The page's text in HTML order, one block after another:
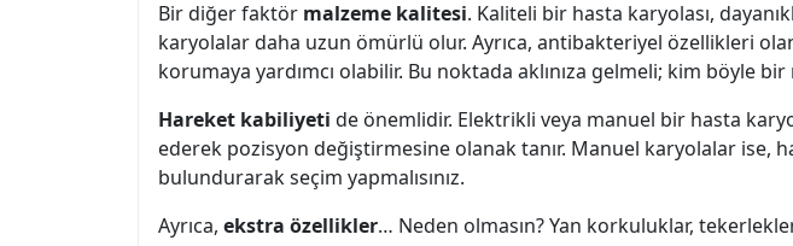
Bir diğer faktör malzeme kalitesi. Kaliteli bir hasta karyolası,
karyolalar daha uzun ömürlü olur. Ayrıca, antibakteriyel özellikleri
korumaya yardımcı olabilir. Bu noktada aklınıza gelmeli; kim böyle
Hareket kabiliyeti de önemlidir. Elektrikli veya manuel bir hasta
ederek pozisyon değiştirmesine olanak tanır. Manuel karyolalar ise,
bulundurarak seçim yapmalısınız.
Ayrıca, ekstra özellikler… Neden olmasın? Yan korkuluklar,